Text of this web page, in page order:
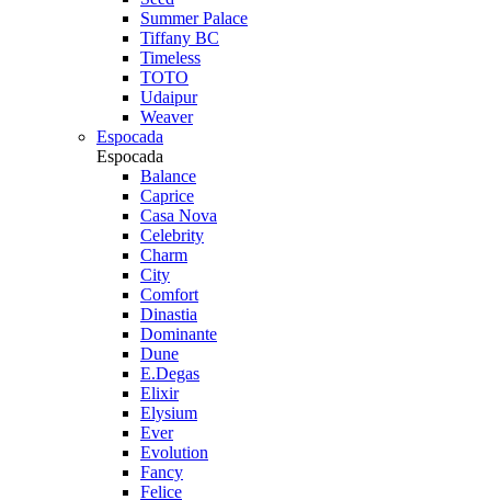
Summer Palace
Tiffany BC
Timeless
TOTO
Udaipur
Weaver
Espocada
Espocada
Balance
Caprice
Casa Nova
Celebrity
Charm
City
Comfort
Dinastia
Dominante
Dune
E.Degas
Elixir
Elysium
Ever
Evolution
Fancy
Felice